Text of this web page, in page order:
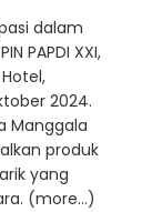
dalam
PAPDI XXI,
2024.
Manggala
produk
yang
(more…)